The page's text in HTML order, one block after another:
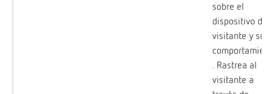
sobre el
dispositivo del
visitante y su
. Rastrea al
visitante a